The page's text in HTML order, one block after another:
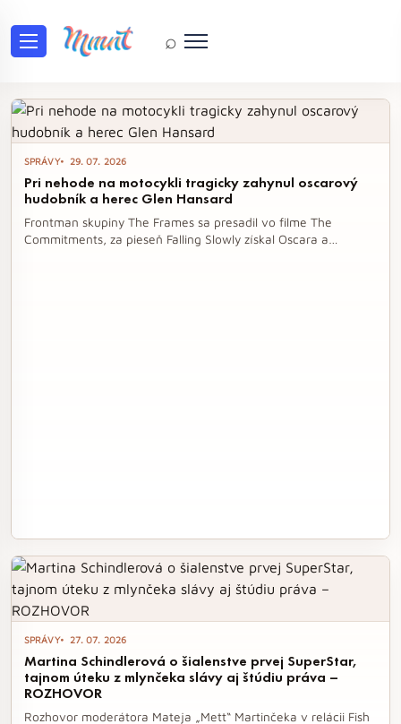
⌕
Tag: hudba
SPRÁVY 29. 07. 2026
Pri nehode na motocykli tragicky zahynul oscarový
hudobník a herec Glen Hansard
Frontman skupiny The Frames sa presadil vo filme The
Commitments, za pieseň Falling Slowly získal Oscara a
SPRÁVY 27. 07. 2026
Martina Schindlerová o šialenstve prvej SuperStar,
tajnom úteku z mlynčeka slávy aj štúdiu práva –
ROZHOVOR
Rozhovor moderátora Mateja „Mett“ Martinčeka v relácii Fish